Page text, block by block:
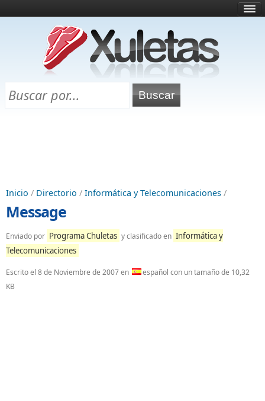
¿Qué es esto?
Directorio
Chuletas para exámenes
Inicio / Directorio / Informática y Telecomunicaciones /
Message
Enviado por Programa Chuletas y clasificado en Informática y
Telecomunicaciones
Escrito el 8 de Noviembre de 2007en
español con un tamaño de 10,32
KB